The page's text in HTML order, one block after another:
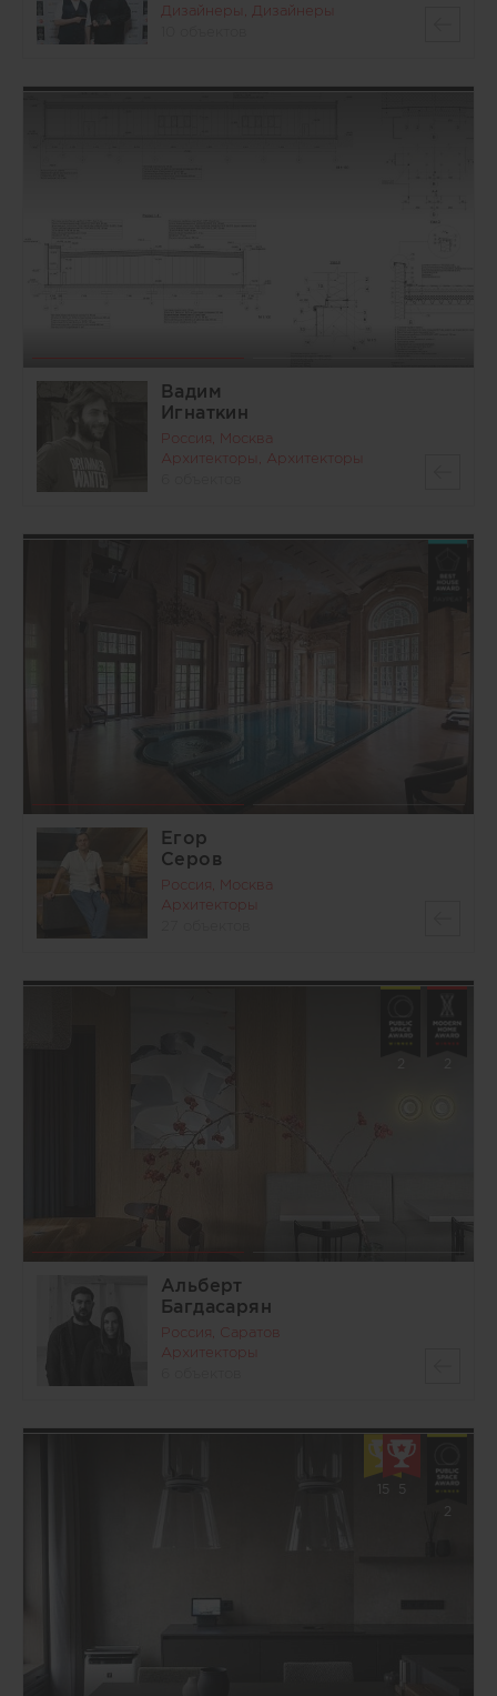
Дизайнеры, Дизайнеры
Вадим
Игнаткин
Россия, Москва
Архитекторы, Архитекторы
Егор
Серов
Россия, Москва
Архитекторы
Альберт
Багдасарян
Россия, Саратов
Архитекторы
15
5
2